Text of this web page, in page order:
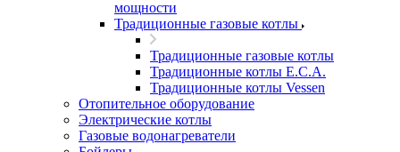
мощности
Традиционные газовые котлы
Традиционные газовые котлы
Традиционные котлы E.C.A.
Традиционные котлы Vessen
Отопительное оборудование
Электрические котлы
Газовые водонагреватели